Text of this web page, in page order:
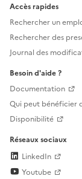
Accès rapides
Rechercher un
Rechercher des
Journal des
Besoin d'aide ?
Documentation
Qui peut bénéficier
Disponibilité
Réseaux sociaux
LinkedIn
Youtube